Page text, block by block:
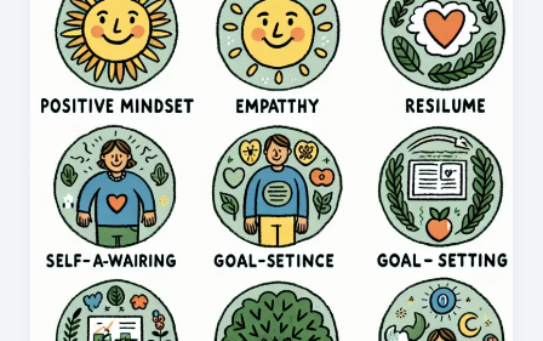
으
로
더
나
은
삶
을
만
드
법